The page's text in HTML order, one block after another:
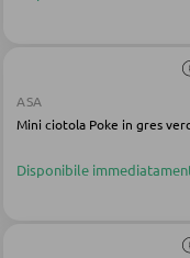
Armadi
Armadi
ASA
Mini ciotola Poke in gres
Disponibile